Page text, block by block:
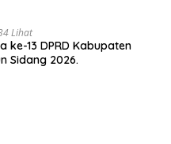
Lihat
ke-13 DPRD Kabupaten
Sidang 2026.